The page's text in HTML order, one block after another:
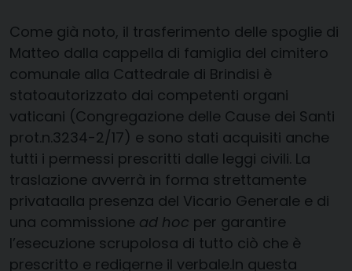
Come già noto, il trasferimento delle spoglie di
Matteo dalla cappella di famiglia del cimitero
comunale alla Cattedrale di Brindisi è
statoautorizzato dai competenti organi
vaticani (Congregazione delle Cause dei Santi
prot.n.3234-2/17) e sono stati acquisiti anche
tutti i permessi prescritti dalle leggi civili. La
traslazione avverrà in forma strettamente
privataalla presenza del Vicario Generale e di
una commissione ad hoc per garantire
l’esecuzione scrupolosa di tutto ciò che è
prescritto e redigerne il verbale.In questa